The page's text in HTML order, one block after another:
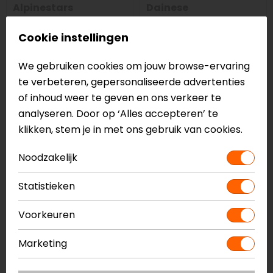
Waarom kneesliders kopen?
Op de meeste sportieve leren motorbroeken en
motorpakken is het mogelijk om aan de buitenkant
doormiddel van klittenband vastmaken aan je
motorbroek. Kniesliders geven een indicatie van de
hellingshoek die je motor maakt in een bocht. Met
name sportieve motorrijders hangen dicht op het
asfalt, waardoor er weinig ruimte tussen knieën en
harde grond is. De kneesliders slijten over het asfalt en
beschermen je onderlichaam.
Cookie instellingen
We gebruiken cookies om jouw browse-ervaring
te verbeteren, gepersonaliseerde advertenties
of inhoud weer te geven en ons verkeer te
analyseren. Door op ‘Alles accepteren’ te
klikken, stem je in met ons gebruik van cookies.
Noodzakelijk
Statistieken
Voorkeuren
Marketing